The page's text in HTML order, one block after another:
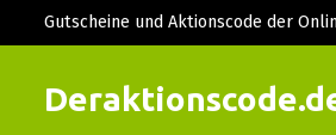
Gutscheine und Aktionscode der